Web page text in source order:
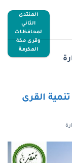
المنتدى
الثاني
لمحافظات
وقرى مكة
المكرمة
القرى